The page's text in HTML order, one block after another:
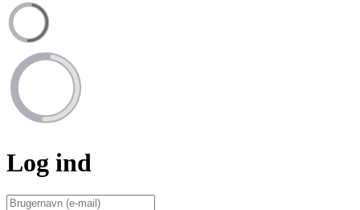
Log ind